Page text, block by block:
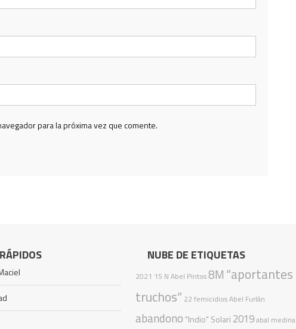
para la próxima vez que comente.
NUBE DE ETIQUETAS
2021 15 N Abel Pintos8M “aportantes
truchos” 22 femicidiosAbel Furlán
abandono "Indio" Solari 2019abal medina